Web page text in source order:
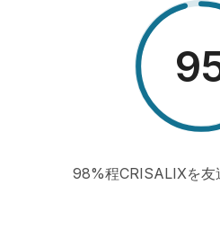
98%程CRISALIXを友